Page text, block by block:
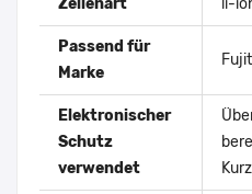
Zellenart li-
Passend für
Marke
Elektronischer
Schutz
verwendet